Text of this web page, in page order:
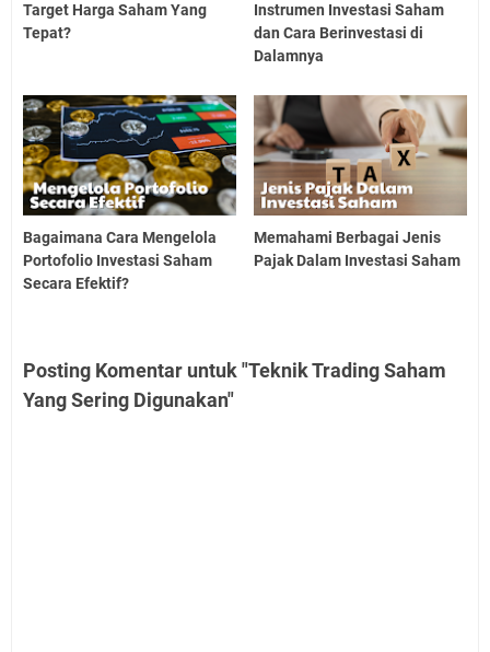
Target Harga Saham Yang
Tepat?
Instrumen Investasi Saham
dan Cara Berinvestasi di
Dalamnya
Bagaimana Cara Mengelola
Portofolio Investasi Saham
Secara Efektif?
Memahami Berbagai Jenis
Pajak Dalam Investasi Saham
Posting Komentar untuk "Teknik Trading Saham
Yang Sering Digunakan"